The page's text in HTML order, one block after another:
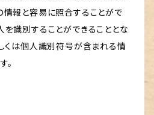
情報と容易に照合することがで
を識別することができることとな
しくは個人識別符号が含まれる情
。